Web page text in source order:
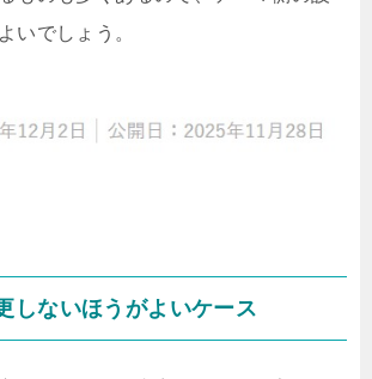
いでしょう。
しないほうがよいケース